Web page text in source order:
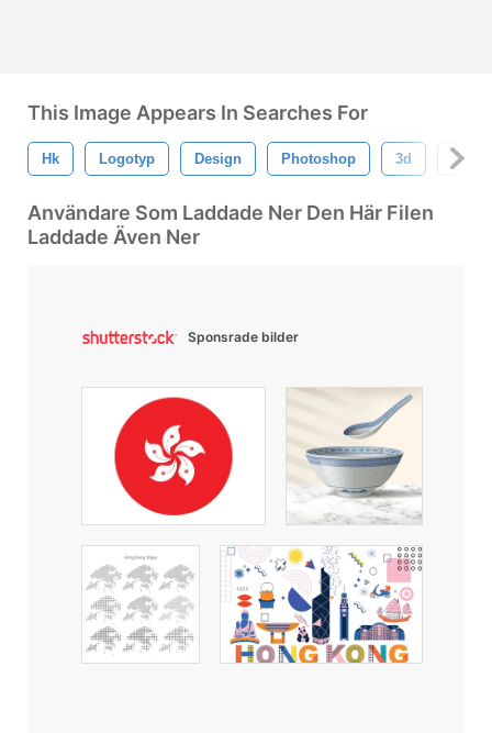
This Image Appears In Searches For
Hk Logotyp Design Photoshop 3d Textur
Användare Som Laddade Ner Den Här Filen
Laddade Även Ner
Sponsrade bilder